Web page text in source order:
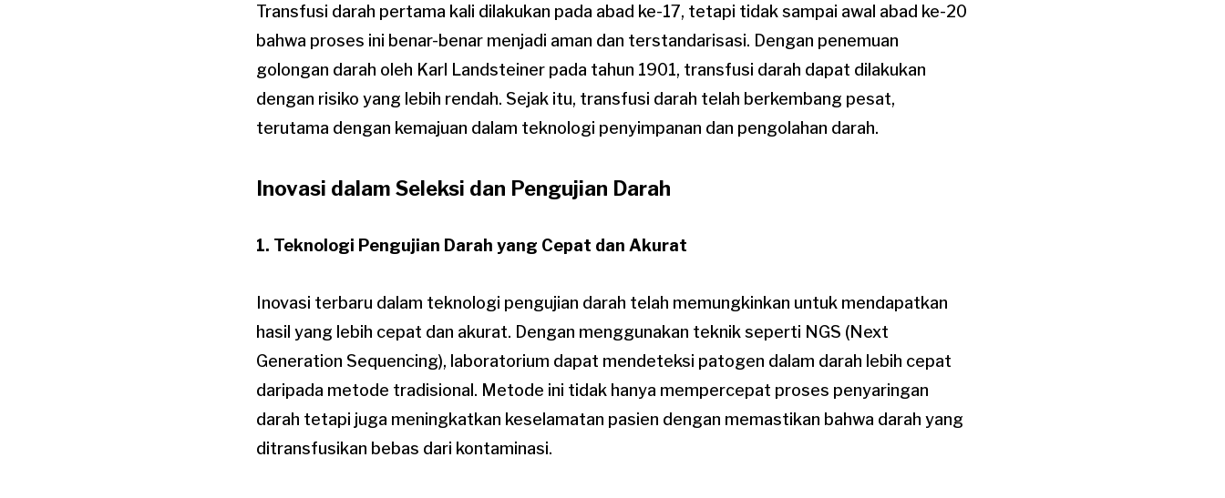
Transfusi darah pertama kali dilakukan pada abad ke-17, tetapi tidak sampai awal abad ke-20
bahwa proses ini benar-benar menjadi aman dan terstandarisasi. Dengan penemuan
golongan darah oleh Karl Landsteiner pada tahun 1901, transfusi darah dapat dilakukan
dengan risiko yang lebih rendah. Sejak itu, transfusi darah telah berkembang pesat,
terutama dengan kemajuan dalam teknologi penyimpanan dan pengolahan darah.
Inovasi dalam Seleksi dan Pengujian Darah
1. Teknologi Pengujian Darah yang Cepat dan Akurat
Inovasi terbaru dalam teknologi pengujian darah telah memungkinkan untuk mendapatkan
hasil yang lebih cepat dan akurat. Dengan menggunakan teknik seperti NGS (Next
Generation Sequencing), laboratorium dapat mendeteksi patogen dalam darah lebih cepat
daripada metode tradisional. Metode ini tidak hanya mempercepat proses penyaringan
darah tetapi juga meningkatkan keselamatan pasien dengan memastikan bahwa darah yang
ditransfusikan bebas dari kontaminasi.